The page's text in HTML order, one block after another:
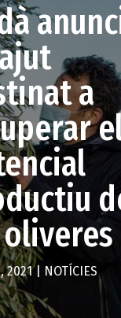
a
2021| NOTÍCIES